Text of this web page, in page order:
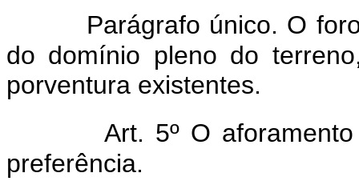
Parágrafo único. O
do domínio pleno do
porventura existentes.
Art. 5º O
preferência.